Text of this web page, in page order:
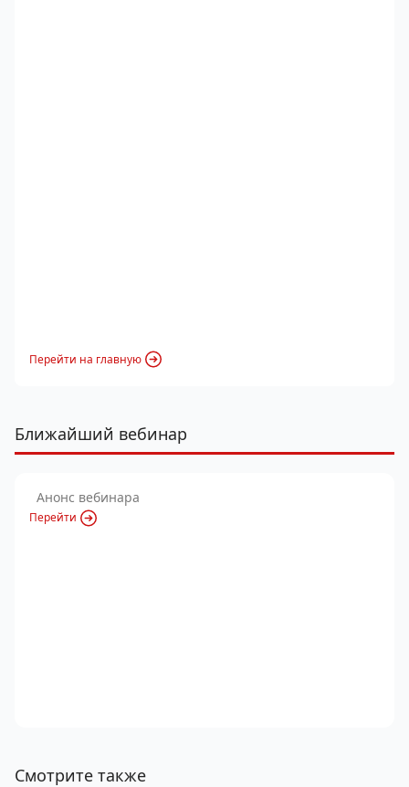
Перейти на главную
Ближайший вебинар
Анонс вебинара
Перейти
Смотрите также